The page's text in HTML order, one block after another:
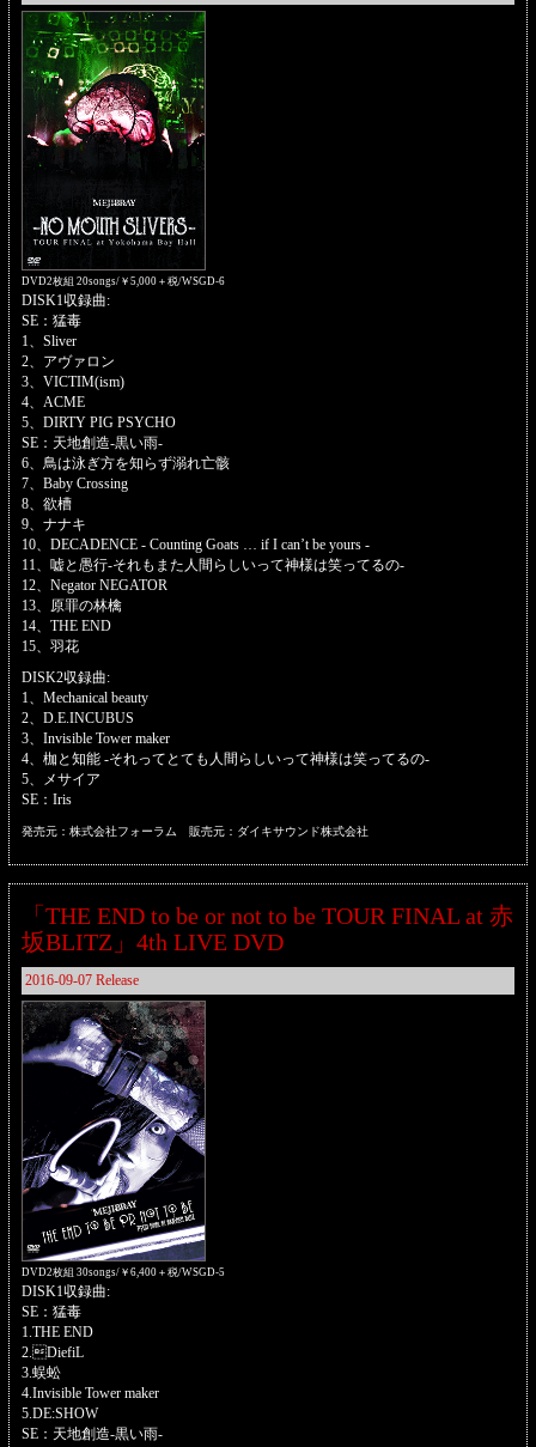
DVD2枚組 20songs/￥5,000＋税/WSGD-6
DISK1収録曲:
SE：猛毒
1、Sliver
2、アヴァロン
3、VICTIM(ism)
4、ACME
5、DIRTY PIG PSYCHO
SE：天地創造-黒い雨-
6、鳥は泳ぎ方を知らず溺れ亡骸
7、Baby Crossing
8、欲槽
9、ナナキ
10、DECADENCE - Counting Goats … if I can’t be yours -
11、嘘と愚行-それもまた人間らしいって神様は笑ってるの-
12、Negator NEGATOR
13、原罪の林檎
14、THE END
15、羽花
DISK2収録曲:
1、Mechanical beauty
2、D.E.INCUBUS
3、Invisible Tower maker
4、枷と知能 -それってとても人間らしいって神様は笑ってるの-
5、メサイア
SE：Iris
発売元：株式会社フォーラム 販売元：ダイキサウンド株式会社
「THE END to be or not to be TOUR FINAL at 赤
坂BLITZ」4th LIVE DVD
2016-09-07 Release
DVD2枚組 30songs/￥6,400＋税/WSGD-5
DISK1収録曲:
SE：猛毒
1.THE END
2.DiefiL
3.蜈蚣
4.Invisible Tower maker
5.DE:SHOW
SE：天地創造-黒い雨-